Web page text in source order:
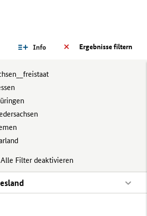
Ergebnisse filtern
Info
Filter deaktivieren